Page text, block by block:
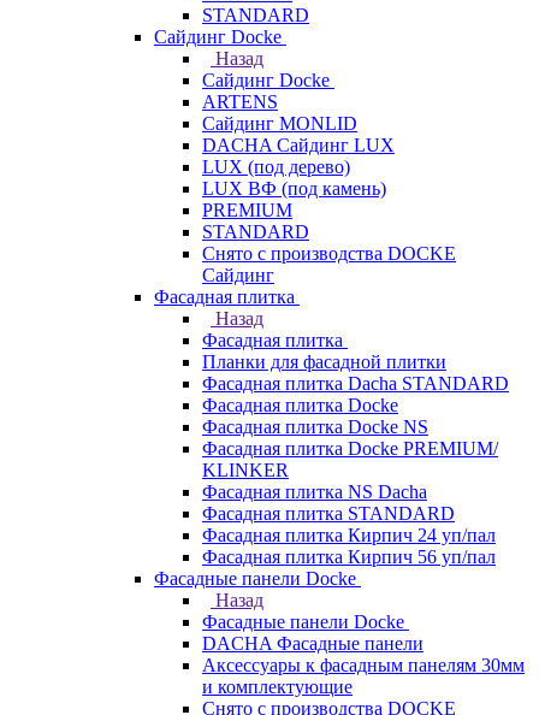
STANDARD
Сайдинг Docke
Назад
Сайдинг Docke
ARTENS
Cайдинг MONLID
DACHA Сайдинг LUX
LUX (под дерево)
LUX ВФ (под камень)
PREMIUM
STANDARD
Снято с производства DOCKE
Сайдинг
Фасадная плитка
Назад
Фасадная плитка
Планки для фасадной плитки
Фасадная плитка Dacha STANDARD
Фасадная плитка Docke
Фасадная плитка Docke NS
Фасадная плитка Docke PREMIUM/
KLINKER
Фасадная плитка NS Dacha
Фасадная плитка STANDARD
Фасадная плитка Кирпич 24 уп/пал
Фасадная плитка Кирпич 56 уп/пал
Фасадные панели Docke
Назад
Фасадные панели Docke
DACHA Фасадные панели
Аксессуары к фасадным панелям 30мм
и комплектующие
Снято с производства DOCKE